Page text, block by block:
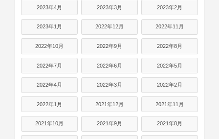
2023年4月 2023年3月 2023年2月
2023年1月 2022年12月 2022年11月
2022年10月 2022年9月 2022年8月
2022年7月 2022年6月 2022年5月
2022年4月 2022年3月 2022年2月
2022年1月 2021年12月 2021年11月
2021年10月 2021年9月 2021年8月